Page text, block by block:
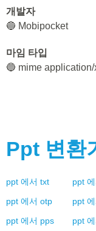
개발자
🔵 Mobipocket
마임 타입
🔵 mime
Ppt 변환
ppt 에서 txt ppt
ppt 에서 otp ppt
ppt 에서 pps ppt